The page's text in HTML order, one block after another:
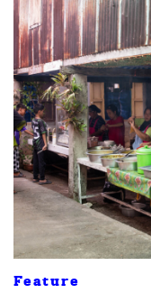
Feature
ค้นหา
SHARE